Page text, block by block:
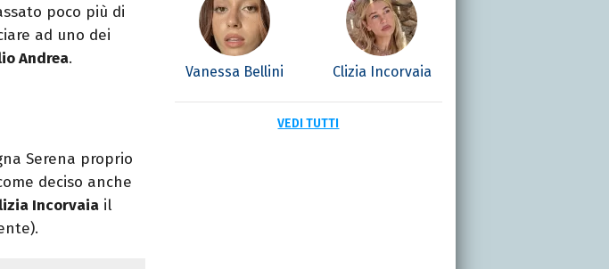
poco più di
ad uno dei
Andrea.
Serena proprio
deciso anche
Incorvaia il
Vanessa Bellini Clizia Incorvaia
VEDI TUTTI